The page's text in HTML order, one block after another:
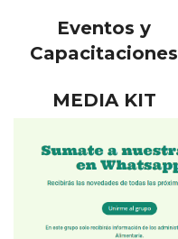
Eventos y
Capacitaciones
MEDIA KIT